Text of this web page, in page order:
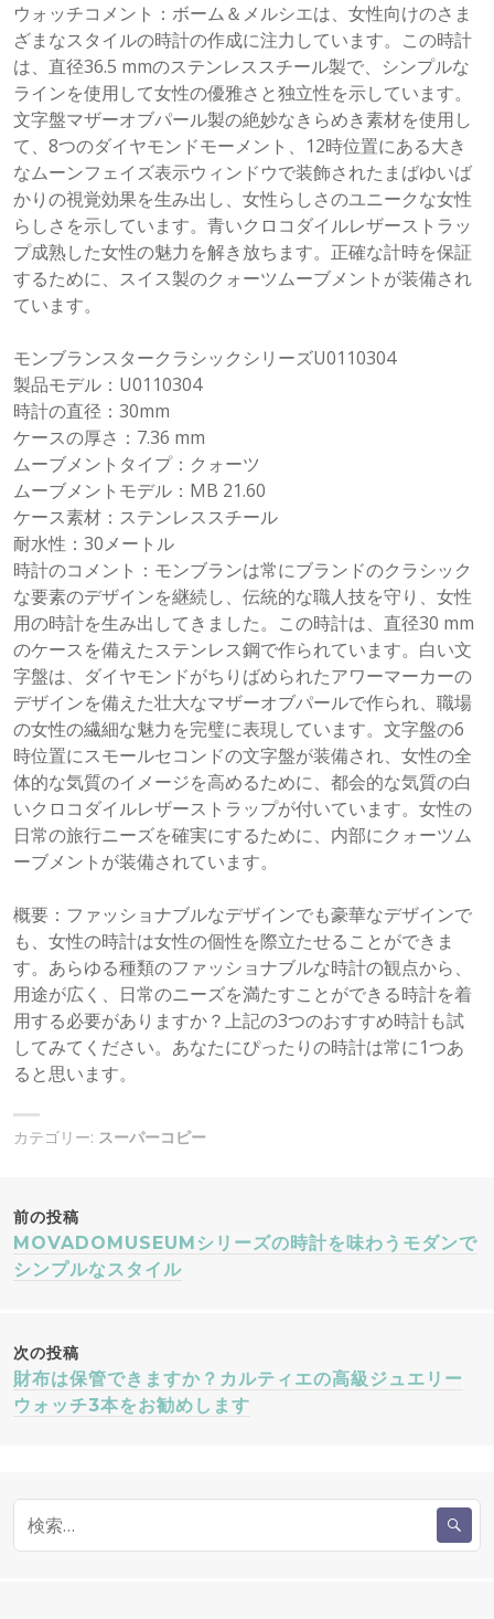
ウォッチコメント：ボーム＆メルシエは、女性向けのさま
ざまなスタイルの時計の作成に注力しています。この時計
は、直径36.5 mmのステンレススチール製で、シンプルな
ラインを使用して女性の優雅さと独立性を示しています。
文字盤マザーオブパール製の絶妙なきらめき素材を使用し
て、8つのダイヤモンドモーメント、12時位置にある大き
なムーンフェイズ表示ウィンドウで装飾されたまばゆいば
かりの視覚効果を生み出し、女性らしさのユニークな女性
らしさを示しています。青いクロコダイルレザーストラッ
プ成熟した女性の魅力を解き放ちます。正確な計時を保証
するために、スイス製のクォーツムーブメントが装備され
ています。
モンブランスタークラシックシリーズU0110304
製品モデル：U0110304
時計の直径：30mm
ケースの厚さ：7.36 mm
ムーブメントタイプ：クォーツ
ムーブメントモデル：MB 21.60
ケース素材：ステンレススチール
耐水性：30メートル
時計のコメント：モンブランは常にブランドのクラシック
な要素のデザインを継続し、伝統的な職人技を守り、女性
用の時計を生み出してきました。この時計は、直径30 mm
のケースを備えたステンレス鋼で作られています。白い文
字盤は、ダイヤモンドがちりばめられたアワーマーカーの
デザインを備えた壮大なマザーオブパールで作られ、職場
の女性の繊細な魅力を完璧に表現しています。文字盤の6
時位置にスモールセコンドの文字盤が装備され、女性の全
体的な気質のイメージを高めるために、都会的な気質の白
いクロコダイルレザーストラップが付いています。女性の
日常の旅行ニーズを確実にするために、内部にクォーツム
ーブメントが装備されています。
概要：ファッショナブルなデザインでも豪華なデザインで
も、女性の時計は女性の個性を際立たせることができま
す。あらゆる種類のファッショナブルな時計の観点から、
用途が広く、日常のニーズを満たすことができる時計を着
用する必要がありますか？上記の3つのおすすめ時計も試
してみてください。あなたにぴったりの時計は常に1つあ
ると思います。
カテゴリー: スーパーコピー
投
稿
ナ
ビ
ー
シ
前の投稿
MOVADOMUSEUMシリーズの時計を味わうモダンで
シンプルなスタイル
次の投稿
財布は保管できますか？カルティエの高級ジュエリー
ウォッチ3本をお勧めします
検
索